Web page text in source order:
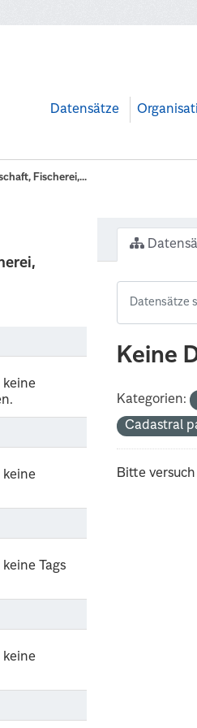
Datensätze
Fischerei,...
keine
keine
Tags
keine
Keine
Kategorien:
Cadastral
Bitte